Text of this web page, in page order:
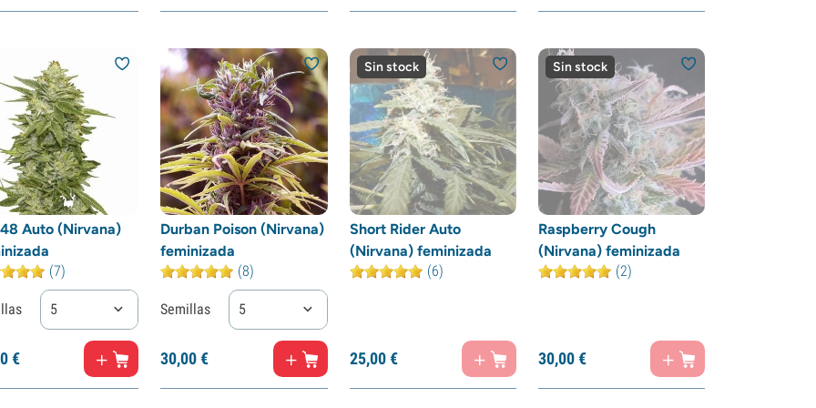
Auto (Nirvana)
(7)
5
€
Durban Poison (Nirvana)
feminizada
(8)
Semillas 5
30,00€
Sin stock
Short Rider Auto
(Nirvana) feminizada
(6)
25,00€
Sin stock
Raspberry Cough
(Nirvana) feminizada
(2)
30,00€